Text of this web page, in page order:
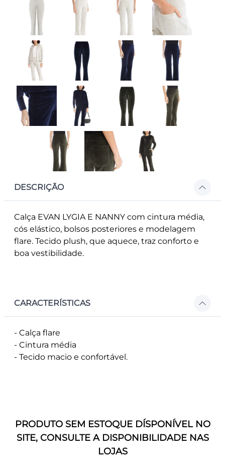
DESCRIÇÃO
Calça EVAN LYGIA E NANNY com cintura média,
cós elástico, bolsos posteriores e modelagem
flare. Tecido plush, que aquece, traz conforto e
boa vestibilidade.
CARACTERÍSTICAS
- Calça flare
- Cintura média
- Tecido macio e confortável.
PRODUTO SEM ESTOQUE DÍSPONÍVEL NO
SITE, CONSULTE A DISPONIBILIDADE NAS
LOJAS